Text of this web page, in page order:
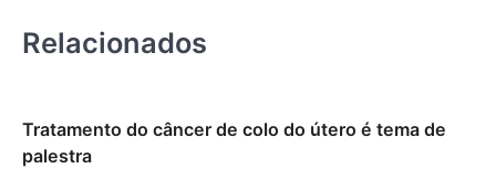
Relacionados
Tratamento do câncer de colo do útero é tema de
palestra